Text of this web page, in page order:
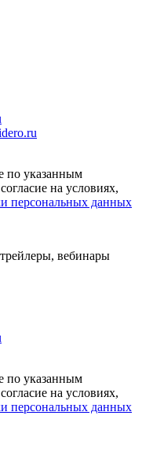
по указанным
на условиях,
персональных данных
вебинары
по указанным
на условиях,
персональных данных